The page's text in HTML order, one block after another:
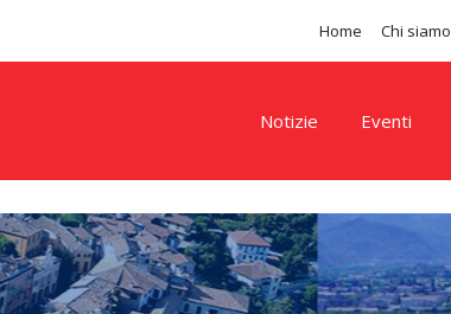
Home Chi siamo
Notizie Eventi